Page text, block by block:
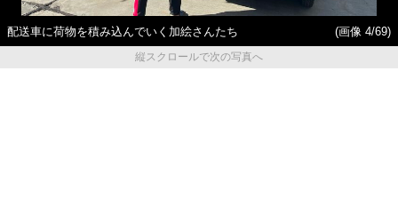
配送車に荷物を積み込んでいく加絵さんたち
(画像 4/69)
縦スクロールで次の写真へ